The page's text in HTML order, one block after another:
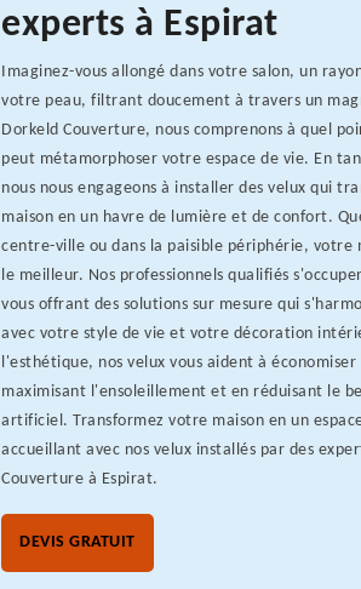
experts à Espirat
Imaginez-vous allongé dans votre salon, un
votre peau, filtrant doucement à travers un
Dorkeld Couverture, nous comprenons à quel
peut métamorphoser votre espace de vie. En
nous nous engageons à installer des velux qui
maison en un havre de lumière et de confort.
centre-ville ou dans la paisible périphérie, votre
le meilleur. Nos professionnels qualifiés
vous offrant des solutions sur mesure qui
avec votre style de vie et votre décoration
l'esthétique, nos velux vous aident à
maximisant l'ensoleillement et en réduisant le
artificiel. Transformez votre maison en un
accueillant avec nos velux installés par des
Couverture à Espirat.
DEVIS GRATUIT